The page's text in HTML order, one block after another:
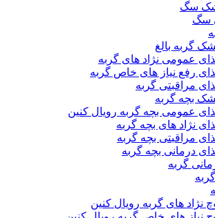
سگ
سگ
گربه بالغ
عمومی نژاد های گربه
رفع نیاز های خاص گربه
مراقبتی گربه
بچه گربه
عمومی بچه گربه رویال کنین
نژاد های بچه گربه
مراقبتی بچه گربه
درمانی بچه گربه
گربه
نژاد های گربه رویال کنین